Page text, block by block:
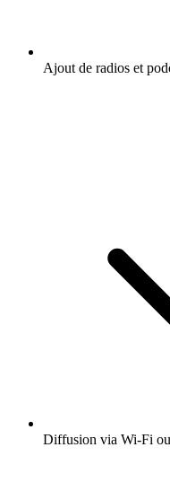
Ajout de radios et
Diffusion via Wi-Fi